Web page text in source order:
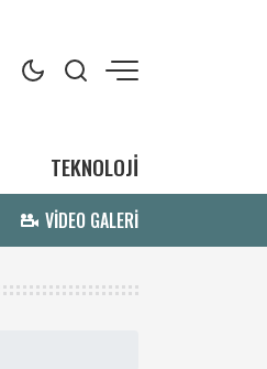
TEKNOLOJİ
VİDEO GALERİ